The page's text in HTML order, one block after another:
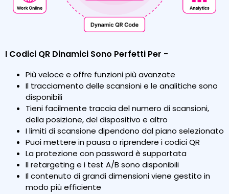
I Codici QR Dinamici Sono Perfetti Per -
Più veloce e offre funzioni più avanzate
Il tracciamento delle scansioni e le analitiche sono
disponibili
Tieni facilmente traccia del numero di scansioni,
della posizione, del dispositivo e altro
I limiti di scansione dipendono dal piano selezionato
Puoi mettere in pausa o riprendere i codici QR
La protezione con password è supportata
Il retargeting e i test A/B sono disponibili
Il contenuto di grandi dimensioni viene gestito in
modo più efficiente